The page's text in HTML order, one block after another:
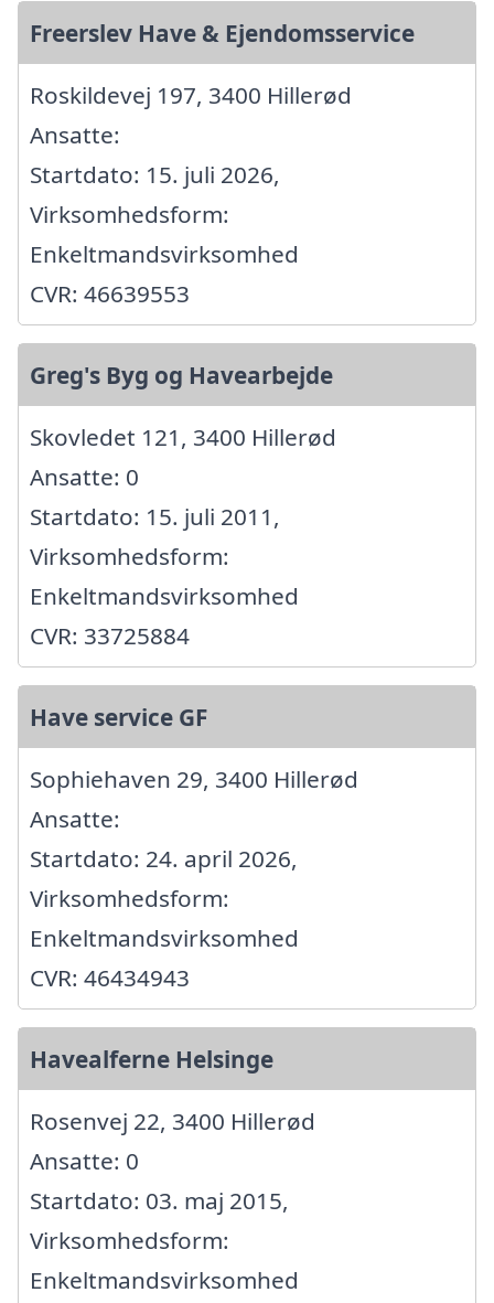
Freerslev Have & Ejendomsservice
Roskildevej 197, 3400 Hillerød
Ansatte:
Startdato: 15. juli 2026,
Virksomhedsform:
Enkeltmandsvirksomhed
CVR: 46639553
Greg's Byg og Havearbejde
Skovledet 121, 3400 Hillerød
Ansatte: 0
Startdato: 15. juli 2011,
Virksomhedsform:
Enkeltmandsvirksomhed
CVR: 33725884
Have service GF
Sophiehaven 29, 3400 Hillerød
Ansatte:
Startdato: 24. april 2026,
Virksomhedsform:
Enkeltmandsvirksomhed
CVR: 46434943
Havealferne Helsinge
Rosenvej 22, 3400 Hillerød
Ansatte: 0
Startdato: 03. maj 2015,
Virksomhedsform:
Enkeltmandsvirksomhed